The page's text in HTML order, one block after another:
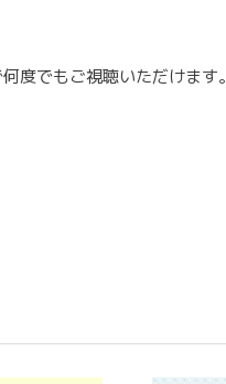
度でもご視聴いただけます。